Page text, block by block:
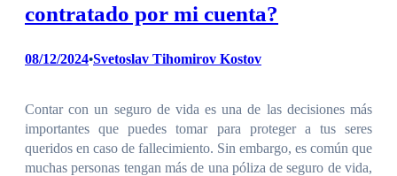
contratado por mi cuenta?
08/12/2024•Svetoslav Tihomirov Kostov
Contar con un seguro de vida es una de las decisiones más
importantes que puedes tomar para proteger a tus seres
queridos en caso de fallecimiento. Sin embargo, es común que
muchas personas tengan más de una póliza de seguro de vida,